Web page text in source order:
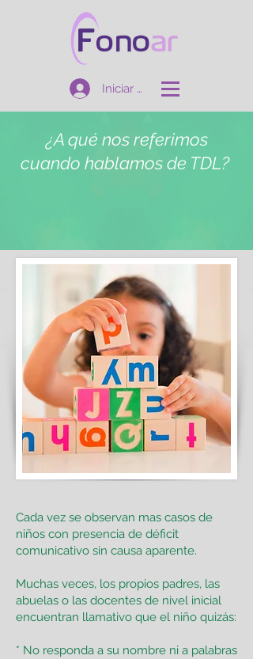
Iniciar sesión
¿A qué nos referimos
cuando hablamos de TDL?
Cada vez se observan mas casos de
niños con presencia de déficit
comunicativo sin causa aparente.
Muchas veces, los propios padres, las
abuelas o las docentes de nivel inicial
encuentran llamativo que el niño quizás:
* No responda a su nombre ni a palabras